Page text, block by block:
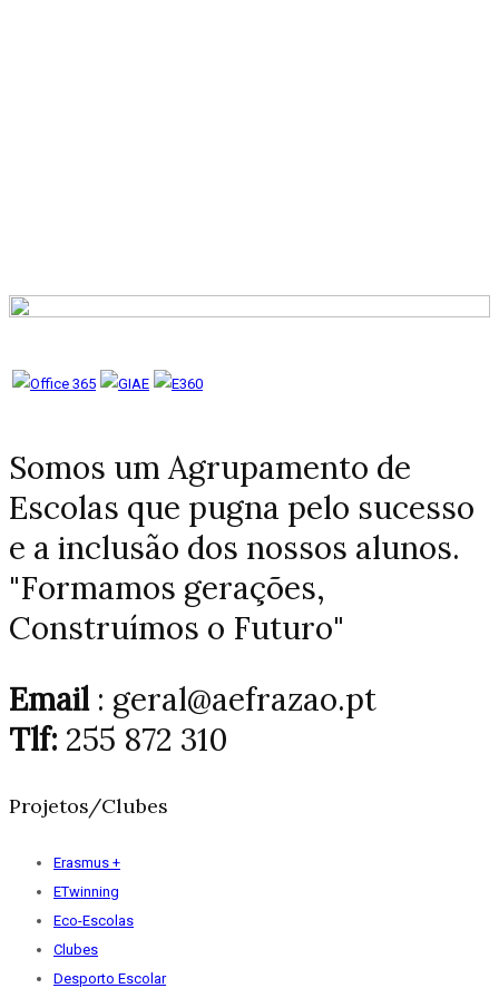
Somos um Agrupamento de
Escolas que pugna pelo sucesso
e a inclusão dos nossos alunos.
"Formamos gerações,
Construímos o Futuro"
Email: geral@aefrazao.pt
Tlf: 255 872 310
Projetos/Clubes
Erasmus +
ETwinning
Eco-Escolas
Clubes
Desporto Escolar